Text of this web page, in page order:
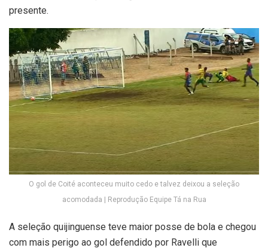
presente.
O gol de Coité aconteceu muito cedo e talvez deixou a seleção
acomodada | Reprodução Equipe Tá na Rua
A seleção quijinguense teve maior posse de bola e chegou
com mais perigo ao gol defendido por Ravelli que